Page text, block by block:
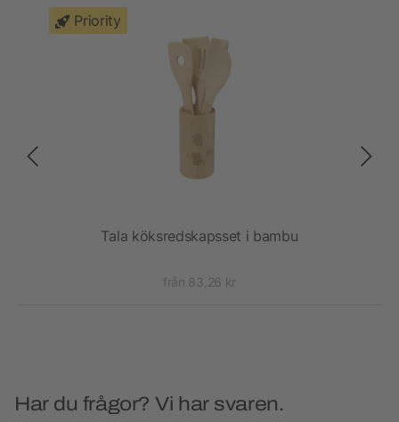
Priority
Tala köksredskapsset i bambu
från 83,26 kr
Har du frågor? Vi har svaren.